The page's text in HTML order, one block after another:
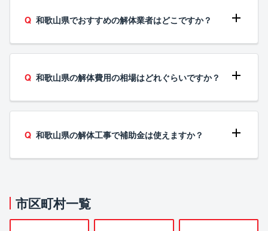
和歌山県でおすすめの解体業者はどこですか？
和歌山県の解体費用の相場はどれぐらいですか？
和歌山県の解体工事で補助金は使えますか？
市区町村一覧